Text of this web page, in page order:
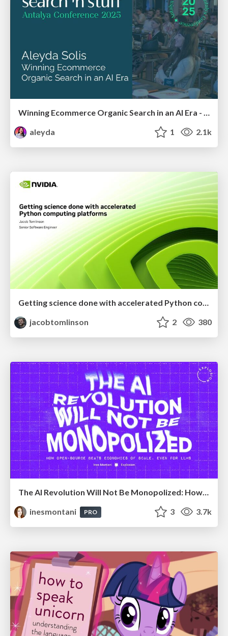
Winning Ecommerce Organic Search in an AI Era - #searchnstuff2025
aleyda
1 2.1k
Getting science done with accelerated Python computing platforms
jacobtomlinson
2 380
The AI Revolution Will Not Be Monopolized: How open-source beats economies of scale, even for LLMs
inesmontani
PRO 3 3.7k